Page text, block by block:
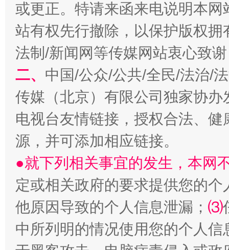
受贿1.44亿！段成刚被判无期 从幼
或更正。特请来函来电说明本
站有权先行撤除，以保护版权
法制/新闻网等传媒网站衷心致
二、 中国/公众/公共/全民/法治/
传媒（北京）有限公司独家协
电视台友情链接，授权合法、
源，并可添加相应链接。
●就下列相关事宜的发生，本网
定或相关政府的要求提供您的个
他原因导致的个人信息泄漏； ⑶
中所列明的情况使用您的个人